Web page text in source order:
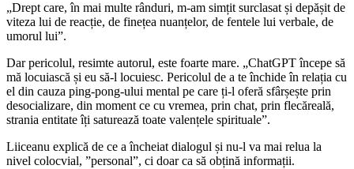
„Drept care, în mai multe rânduri, m-am simțit surclasat și depășit de
viteza lui de reacție, de finețea nuanțelor, de fentele lui verbale, de
umorul lui”.
Dar pericolul, resimte autorul, este foarte mare. „ChatGPT începe să
mă locuiască și eu să-l locuiesc. Pericolul de a te închide în relația cu
el din cauza ping-pong-ului mental pe care ți-l oferă sfârșește prin
desocializare, din moment ce cu vremea, prin chat, prin flecăreală,
strania entitate îți saturează toate valențele spirituale”.
Liiceanu explică de ce a încheiat dialogul și nu-l va mai relua la
nivel colocvial, ”personal”, ci doar ca să obțină informații.